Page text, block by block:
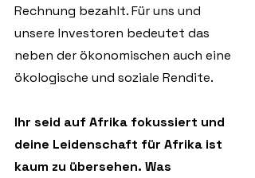
Rechnung bezahlt. Für uns und
unsere Investoren bedeutet das
neben der ökonomischen auch eine
ökologische und soziale Rendite.
Ihr seid auf Afrika fokussiert und
deine Leidenschaft für Afrika ist
kaum zu übersehen. Was